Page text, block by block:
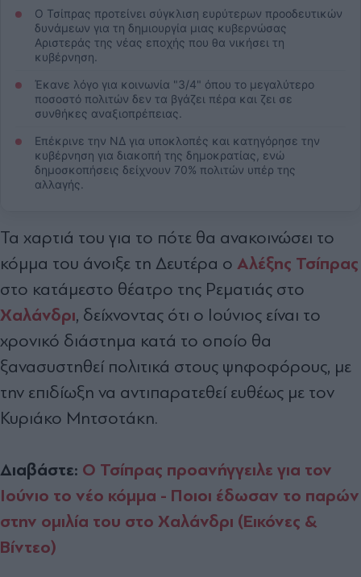
Ο Τσίπρας προτείνει σύγκλιση ευρύτερων προοδευτικών
δυνάμεων για τη δημιουργία μιας κυβερνώσας
Αριστεράς της νέας εποχής που θα νικήσει τη
κυβέρνηση.
Έκανε λόγο για κοινωνία "3/4" όπου το μεγαλύτερο
ποσοστό πολιτών δεν τα βγάζει πέρα και ζει σε
συνθήκες αναξιοπρέπειας.
Επέκρινε την ΝΔ για υποκλοπές και κατηγόρησε την
κυβέρνηση για διακοπή της δημοκρατίας, ενώ
δημοσκοπήσεις δείχνουν 70% πολιτών υπέρ της
αλλαγής.
Τα χαρτιά του για το πότε θα ανακοινώσει το
κόμμα του άνοιξε τη Δευτέρα ο Αλέξης Τσίπρας
στο κατάμεστο θέατρο της Ρεματιάς στο
Χαλάνδρι, δείχνοντας ότι ο Ιούνιος είναι το
χρονικό διάστημα κατά το οποίο θα
ξανασυστηθεί πολιτικά στους ψηφοφόρους, με
την επιδίωξη να αντιπαρατεθεί ευθέως με τον
Κυριάκο Μητσοτάκη.
Διαβάστε: Ο Τσίπρας προανήγγειλε για τον
Ιούνιο το νέο κόμμα - Ποιοι έδωσαν το παρών
στην ομιλία του στο Χαλάνδρι (Εικόνες &
Βίντεο)